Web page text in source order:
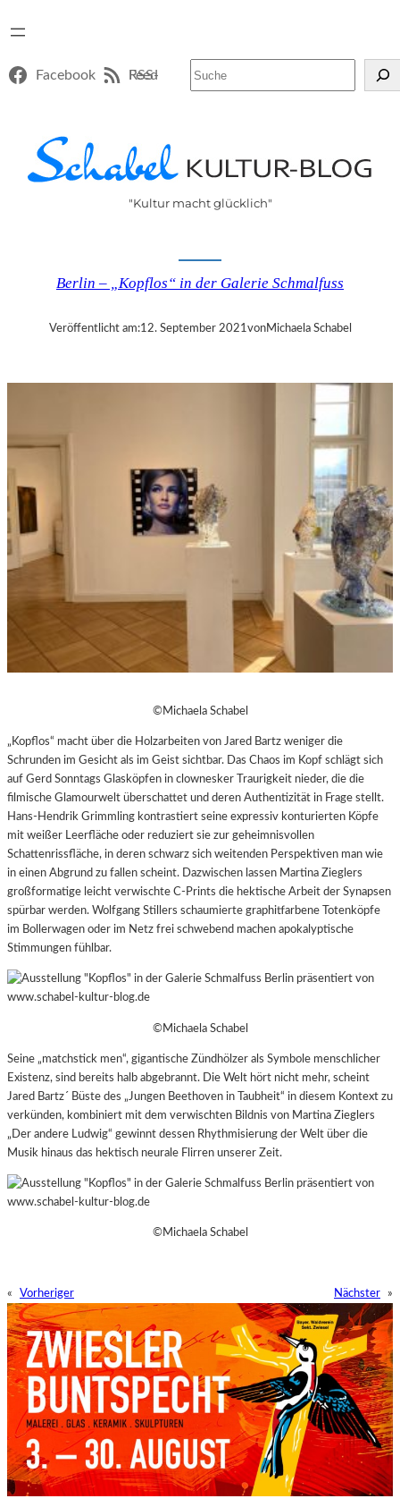
Facebook RSS-Feed
"Kultur macht glücklich"
Berlin – „Kopflos“ in der Galerie Schmalfuss
Veröffentlicht am:12. September 2021vonMichaela Schabel
©Michaela Schabel
„Kopflos“ macht über die Holzarbeiten von Jared Bartz weniger die
Schrunden im Gesicht als im Geist sichtbar. Das Chaos im Kopf schlägt sich
auf Gerd Sonntags Glasköpfen in clownesker Traurigkeit nieder, die die
filmische Glamourwelt überschattet und deren Authentizität in Frage stellt.
Hans-Hendrik Grimmling kontrastiert seine expressiv konturierten Köpfe
mit weißer Leerfläche oder reduziert sie zur geheimnisvollen
Schattenrissfläche, in deren schwarz sich weitenden Perspektiven man wie
in einen Abgrund zu fallen scheint. Dazwischen lassen Martina Zieglers
großformatige leicht verwischte C-Prints die hektische Arbeit der Synapsen
spürbar werden. Wolfgang Stillers schaumierte graphitfarbene Totenköpfe
im Bollerwagen oder im Netz frei schwebend machen apokalyptische
Stimmungen fühlbar.
©Michaela Schabel
Seine „matchstick men“, gigantische Zündhölzer als Symbole menschlicher
Existenz, sind bereits halb abgebrannt. Die Welt hört nicht mehr, scheint
Jared Bartz´ Büste des „Jungen Beethoven in Taubheit“ in diesem Kontext zu
verkünden, kombiniert mit dem verwischten Bildnis von Martina Zieglers
„Der andere Ludwig“ gewinnt dessen Rhythmisierung der Welt über die
Musik hinaus das hektisch neurale Flirren unserer Zeit.
©Michaela Schabel
« Vorheriger Nächster »